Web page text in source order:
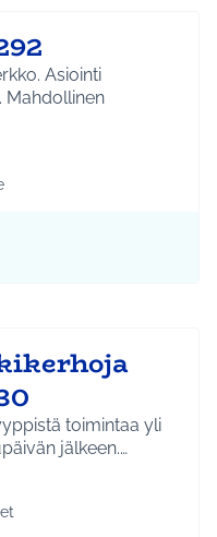
Asiointi
Mahdollinen
Tuusula
mukaan: Infra ja liikenne
toimintaa yli
jälkeen.…
Tuusula
mukaan: Lapset ja